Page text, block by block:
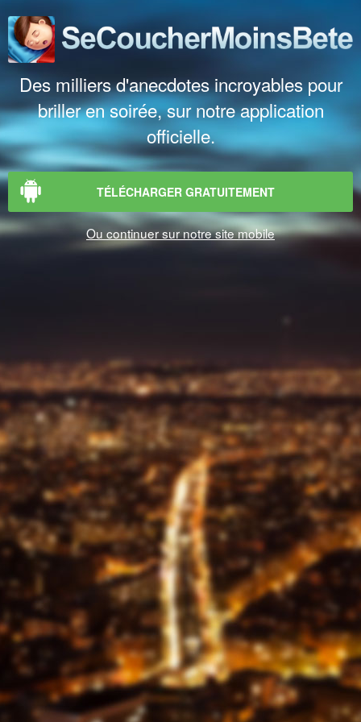
Des milliers d'anecdotes incroyables pour
briller en soirée, sur notre application
officielle.
TÉLÉCHARGER GRATUITEMENT
Ou continuer sur notre site mobile